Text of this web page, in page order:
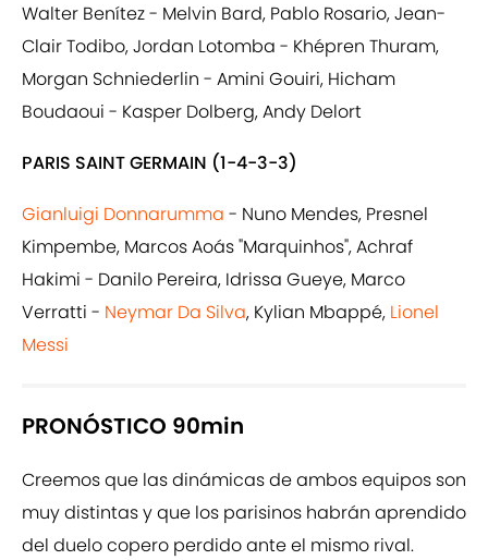
Walter Benítez - Melvin Bard, Pablo Rosario, Jean-
Clair Todibo, Jordan Lotomba - Khépren Thuram,
Morgan Schniederlin - Amini Gouiri, Hicham
Boudaoui - Kasper Dolberg, Andy Delort
PARIS SAINT GERMAIN (1-4-3-3)
Gianluigi Donnarumma - Nuno Mendes, Presnel
Kimpembe, Marcos Aoás "Marquinhos", Achraf
Hakimi - Danilo Pereira, Idrissa Gueye, Marco
Verratti - Neymar Da Silva, Kylian Mbappé, Lionel
Messi
PRONÓSTICO 90min
Creemos que las dinámicas de ambos equipos son
muy distintas y que los parisinos habrán aprendido
del duelo copero perdido ante el mismo rival.